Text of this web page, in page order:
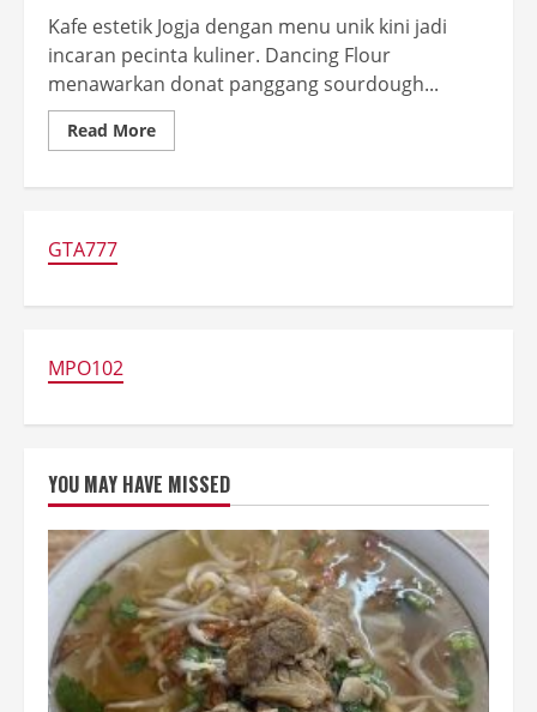
Kafe estetik Jogja dengan menu unik kini jadi
incaran pecinta kuliner. Dancing Flour
menawarkan donat panggang sourdough...
Read MoreRead
more
Dicoba
GTA777
MPO102
YOU MAY HAVE MISSED